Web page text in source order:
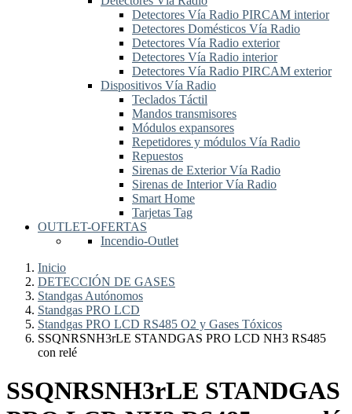
Detectores Vía Radio PIRCAM interior
Detectores Domésticos Vía Radio
Detectores Vía Radio exterior
Detectores Vía Radio interior
Detectores Vía Radio PIRCAM exterior
Dispositivos Vía Radio
Teclados Táctil
Mandos transmisores
Módulos expansores
Repetidores y módulos Vía Radio
Repuestos
Sirenas de Exterior Vía Radio
Sirenas de Interior Vía Radio
Smart Home
Tarjetas Tag
OUTLET-OFERTAS
Incendio-Outlet
Inicio
DETECCIÓN DE GASES
Standgas Autónomos
Standgas PRO LCD
Standgas PRO LCD RS485 O2 y Gases Tóxicos
SSQNRSNH3rLE STANDGAS PRO LCD NH3 RS485
con relé
SSQNRSNH3rLE STANDGAS